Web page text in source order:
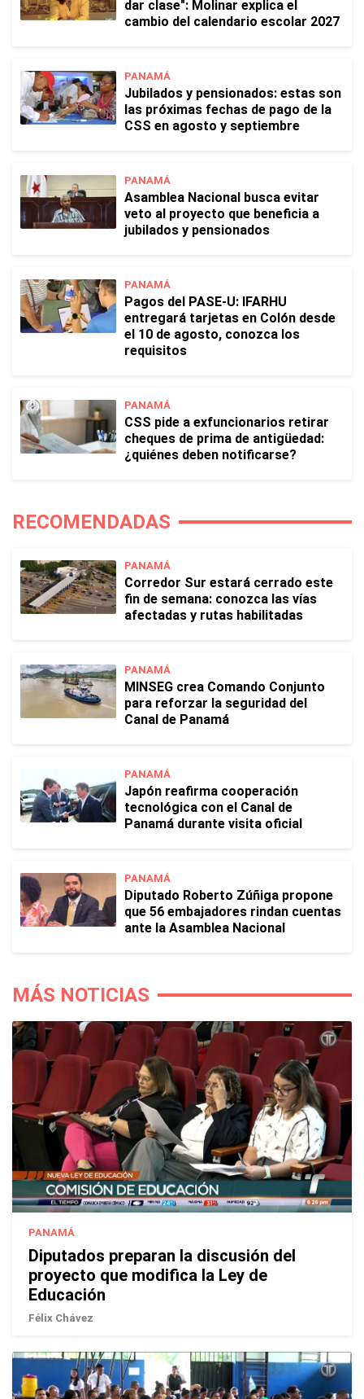
dar clase": Molinar explica el
cambio del calendario escolar 2027
PANAMÁ
Jubilados y pensionados: estas son
las próximas fechas de pago de la
CSS en agosto y septiembre
PANAMÁ
Asamblea Nacional busca evitar
veto al proyecto que beneficia a
jubilados y pensionados
PANAMÁ
Pagos del PASE-U: IFARHU
entregará tarjetas en Colón desde
el 10 de agosto, conozca los
requisitos
PANAMÁ
CSS pide a exfuncionarios retirar
cheques de prima de antigüedad:
¿quiénes deben notificarse?
RECOMENDADAS
PANAMÁ
Corredor Sur estará cerrado este
fin de semana: conozca las vías
afectadas y rutas habilitadas
PANAMÁ
MINSEG crea Comando Conjunto
para reforzar la seguridad del
Canal de Panamá
PANAMÁ
Japón reafirma cooperación
tecnológica con el Canal de
Panamá durante visita oficial
PANAMÁ
Diputado Roberto Zúñiga propone
que 56 embajadores rindan cuentas
ante la Asamblea Nacional
MÁS NOTICIAS
PANAMÁ
Diputados preparan la discusión del
proyecto que modifica la Ley de
Educación
Félix Chávez